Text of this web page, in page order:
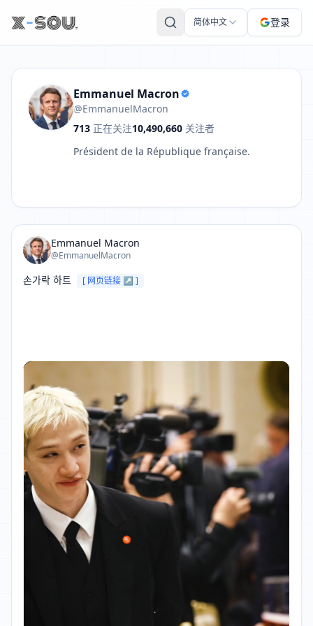
Emmanuel Macron 的推文: 손가락 하트 https://t.co/
简体中文 登录
Emmanuel Macron
@EmmanuelMacron
713 正在关注10,490,660 关注者
Président de la République française.
Emmanuel Macron
@EmmanuelMacron
손가락 하트 [ 网页链接 ↗ ]